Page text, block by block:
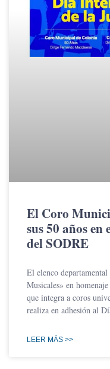
El Coro
sus 50 años
del SODRE
El elenco
Musicales» en
que integra a coros
realiza en adhesión al
LEER MÁS >>